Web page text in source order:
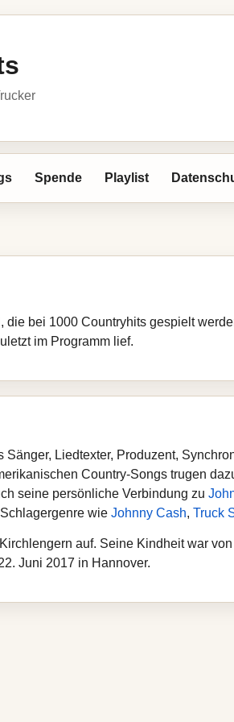
Spende Playlist
bei 1000 Countryhits gespielt
im Programm lief.
Liedtexter, Produzent,
Country-Songs trugen
seine persönliche Verbindung zu
wie Johnny Cash, Truck
auf. Seine Kindheit war
Juni 2017 in Hannover.